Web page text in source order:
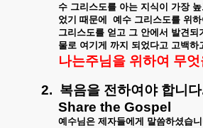
수 그리스도를 아는 지식이 가장
었기 때문에 예수 그리스도를 위하
그리스도를 얻고 그 안에서 발견되
물로 여기게 까지 되었다고 고백하
나는주님을 위하여 무엇
2. 복음을 전하여야 합니다
Share the Gospel
예수님은 제자들에게 말씀하셨습